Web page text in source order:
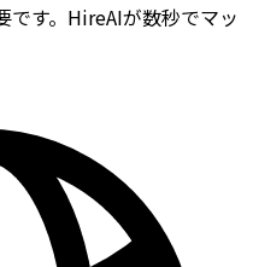
です。HireAIが数秒でマッ